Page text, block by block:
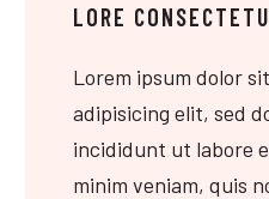
LORE
Lorem ipsum dolor
adipisicing elit, sed
incididunt ut labore
minim veniam, quis